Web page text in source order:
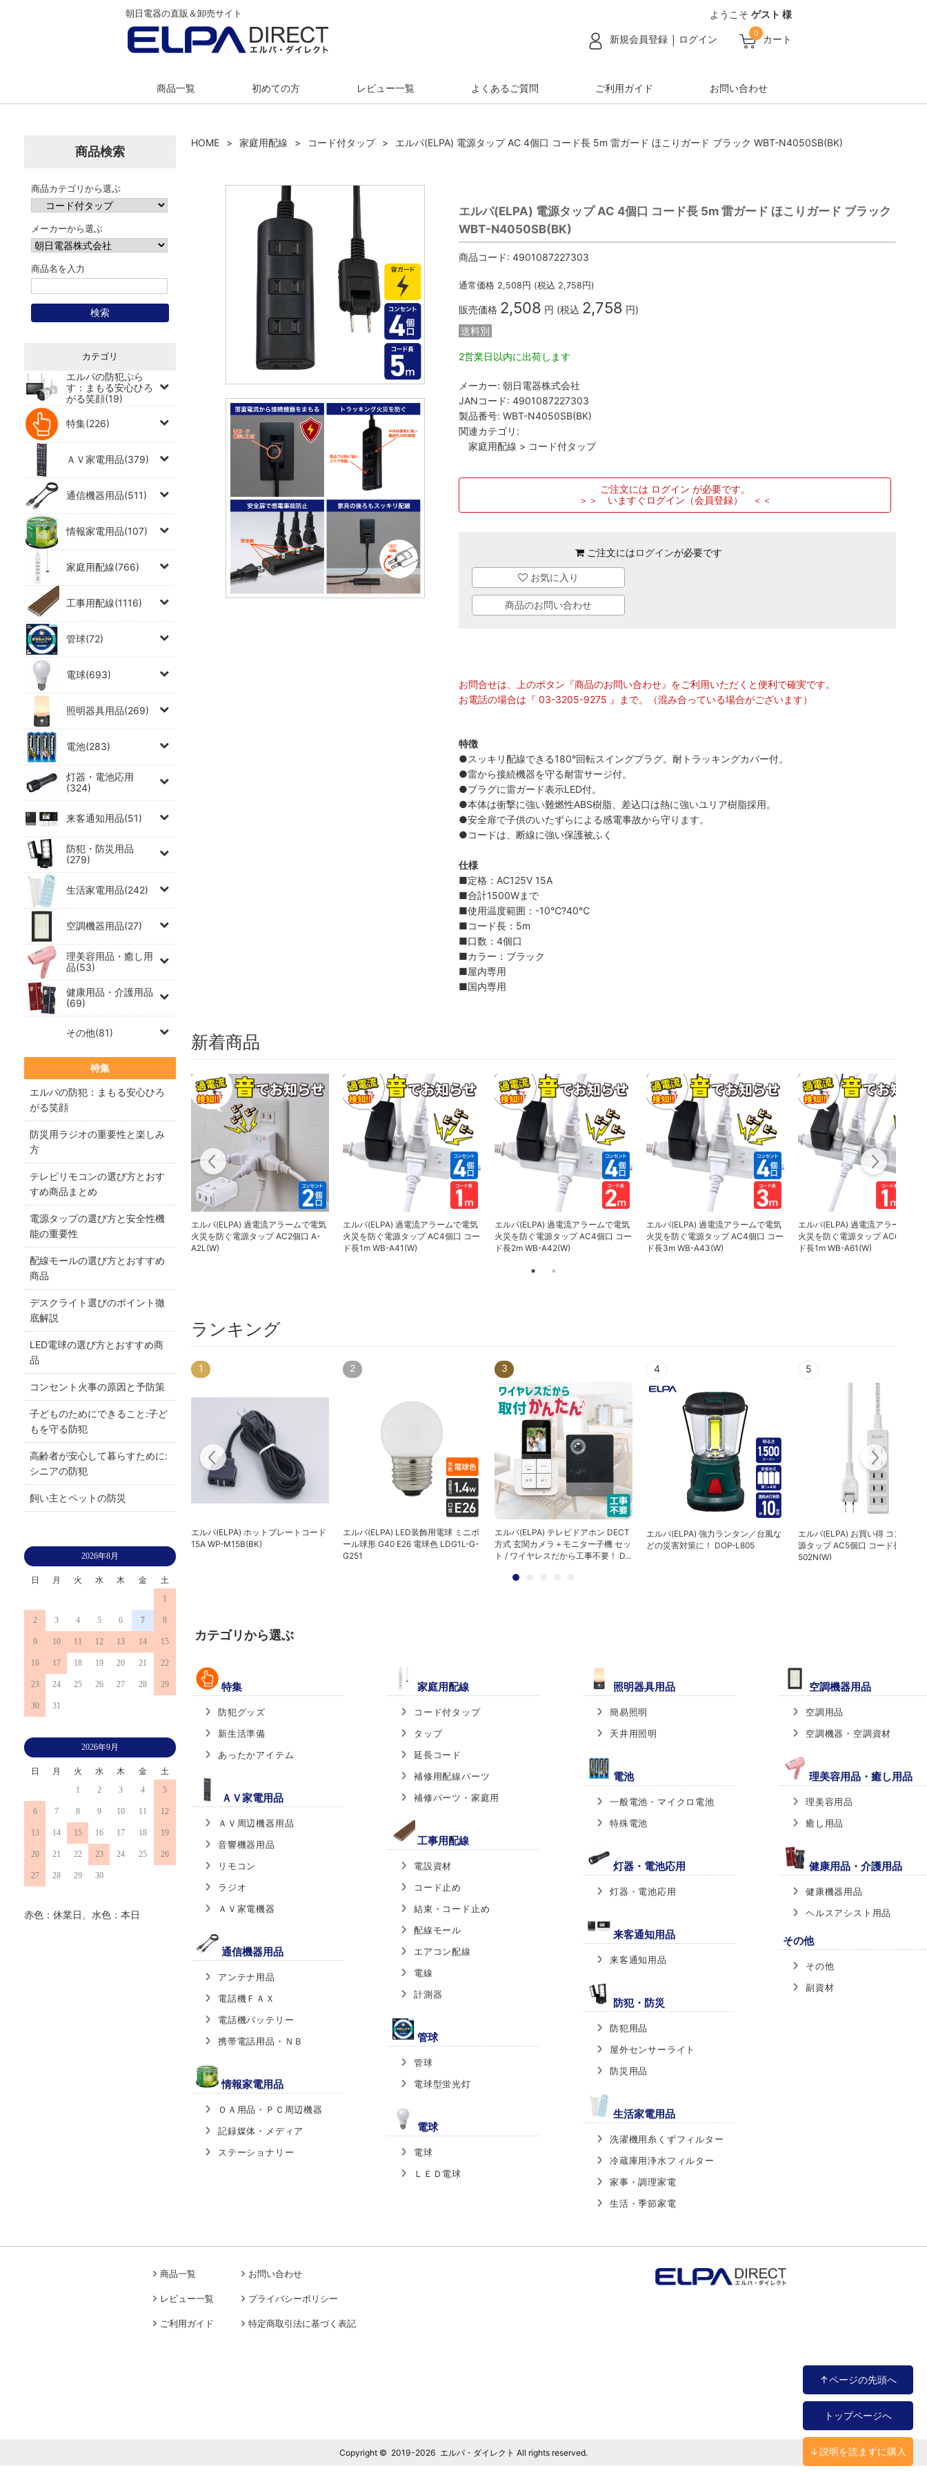
朝日電器の直販＆卸売サイト ようこそ ゲスト 様
新規会員登録 ログイン カート
0
商品一覧 初めての方 レビュー一覧 よくあるご質問 ご利用ガイド お問い合わせ
商品検索
商品カテゴリから選ぶ
メーカーから選ぶ
商品名を入力
カテゴリ
エルパの防犯ぷら
す：まもる安心ひろ
がる笑顔(19)
特集(226)
ＡＶ家電用品(379)
通信機器用品(511)
情報家電用品(107)
家庭用配線(766)
工事用配線(1116)
管球(72)
電球(693)
照明器具用品(269)
電池(283)
灯器・電池応用
(324)
来客通知用品(51)
防犯・防災用品
(279)
生活家電用品(242)
空調機器用品(27)
理美容用品・癒し用
品(53)
健康用品・介護用品
(69)
その他(81)
特集
エルパの防犯：まもる安心ひろ
がる笑顔
防災用ラジオの重要性と楽しみ
方
テレビリモコンの選び方とおす
すめ商品まとめ
電源タップの選び方と安全性機
能の重要性
配線モールの選び方とおすすめ
商品
デスクライト選びのポイント徹
底解説
LED電球の選び方とおすすめ商
品
コンセント火事の原因と予防策
子どものためにできること:子ど
もを守る防犯
高齢者が安心して暮らすために:
シニアの防犯
飼い主とペットの防災
2026年8月
日 月 火 水 木 金
土
1
2 3 4 5 6 7 8
9 10 11 12 13 14 15
16 17 18 19 20 21 22
23 24 25 26 27 28 29
30 31
2026年9月
日 月 火 水 木 金
土
1
2 3 4 5
6 7 8 9 10 11 12
13 14 15 16 17 18 19
20 21 22 23 24 25 26
27 28 29 30
赤色：休業日、水色：本日
HOME 家庭用配線 コード付タップ エルパ(ELPA) 電源タップ AC 4個口 コード長 5m 雷ガード ほこりガード ブラック WBT-N4050SB(BK)
エルパ(ELPA) 電源タップ AC 4個口 コード長 5m 雷ガード ほこりガード ブラック
WBT-N4050SB(BK)
商品コード: 4901087227303
通常価格 2,508 円 (税込 2,758 円)
販売価格 2,508 円 (税込 2,758 円)
送料別
2営業日以内に出荷します
メーカー: 朝日電器株式会社
JANコード: 4901087227303
製品番号: WBT-N4050SB(BK)
関連カテゴリ:
家庭用配線 > コード付タップ
ご注文には ログイン が必要です。
＞＞ いますぐログイン（会員登録） ＜＜
ご注文にはログインが必要です
お気に入り
商品のお問い合わせ
お問合せは、上のボタン『商品のお問い合わせ』をご利用いただくと便利で確実です。
お電話の場合は『 03-3205-9275 』まで。（混み合っている場合がございます）
特徴
●スッキリ配線できる180°回転スイングプラグ。耐トラッキングカバー付。
●雷から接続機器を守る耐雷サージ付。
●プラグに雷ガード表示LED付。
●本体は衝撃に強い難燃性ABS樹脂、差込口は熱に強いユリア樹脂採用。
●安全扉で子供のいたずらによる感電事故から守ります。
●コードは、断線に強い保護被ふく
仕様
■定格：AC125V 15A
■合計1500Wまで
■使用温度範囲：-10℃?40℃
■コード長：5m
■口数：4個口
■カラー：ブラック
■屋内専用
■国内専用
↑ページの先頭へ
トップページへ
↓説明を読まずに購入
新着商品
エルパ(ELPA) 過電流アラームで電気
火災を防ぐ電源タップ AC2個口 A-
A2L(W)
エルパ(ELPA) 過電流アラームで電気
火災を防ぐ電源タップ AC4個口 コー
ド長1m WB-A41(W)
エルパ(ELPA) 過電流アラームで電気
火災を防ぐ電源タップ AC4個口 コー
ド長2m WB-A42(W)
エルパ(ELPA) 過電流アラームで電気
火災を防ぐ電源タップ AC4個口 コー
ド長3m WB-A43(W)
エルパ(ELPA) 過電流アラームで電
火災を防ぐ電源タップ AC6個口
ド長1m WB-A61(W)
ランキング
防犯カメラ 屋外用カメラ＆モニター
セット TBC-1010S
1
エルパ(ELPA) ホットプレートコード
15A WP-M15B(BK)
2
エルパ(ELPA) LED装飾用電球 ミニボ
ール球形 G40 E26 電球色 LDG1L-G-
G251
3
エルパ(ELPA) テレビドアホン DECT
方式 玄関カメラ＋モニター子機 セッ
ト / ワイヤレスだから工事不要！ D...
4
エルパ(ELPA) 強力ランタン／台風な
どの災害対策に！ DOP-L805
5
エルパ(ELPA) お買い得 コンパク
源タップ AC5個口 コード長2m
502N(W)
カテゴリから選ぶ
特集
防犯グッズ
新生活準備
あったかアイテム
ＡＶ家電用品
ＡＶ周辺機器用品
音響機器用品
リモコン
ラジオ
ＡＶ家電機器
通信機器用品
アンテナ用品
電話機ＦＡＸ
電話機バッテリー
携帯電話用品・ＮＢ
情報家電用品
ＯＡ用品・ＰＣ周辺機器
記録媒体・メディア
ステーショナリー
家庭用配線
コード付タップ
タップ
延長コード
補修用配線パーツ
補修パーツ・家庭用
工事用配線
電設資材
コード止め
結束・コード止め
配線モール
エアコン配線
電線
計測器
管球
管球
電球型蛍光灯
電球
電球
ＬＥＤ電球
照明器具用品
簡易照明
天井用照明
電池
一般電池・マイクロ電池
特殊電池
灯器・電池応用
灯器・電池応用
来客通知用品
来客通知用品
防犯・防災
防犯用品
屋外センサーライト
防災用品
生活家電用品
洗濯機用糸くずフィルター
冷蔵庫用浄水フィルター
家事・調理家電
生活・季節家電
空調機器用品
空調用品
空調機器・空調資材
理美容用品・癒し用品
理美容用品
癒し用品
健康用品・介護用品
健康機器用品
ヘルスアシスト用品
その他
その他
副資材
商品一覧
レビュー一覧
ご利用ガイド
お問い合わせ
プライバシーポリシー
特定商取引法に基づく表記
Copyright © 2019-2026 エルパ・ダイレクト All rights reserved.